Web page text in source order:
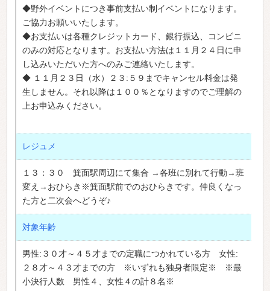
◆野外イベントにつき事前支払い制イベントになります。
ご協力お願いいたします。
◆お支払いは各種クレジットカード、銀行振込、コンビニ
のみの対応となります。お支払い方法は１１月２４日に申
し込みいただいた方へのみご連絡いたします。
◆ １１月２３日（水）２３:５９までキャンセル料金は発
生しません。それ以降は１００％となりますのでご理解の
上お申込みください。
レジュメ
１３：３０ 箕面駅周辺にて集合 →各班に別れて行動→班
変え→おひらき※箕面駅前でのおひらきです。仲良くなっ
た方と二次会へどうぞ♪
対象年齢
男性:３０才～４５才までの定職につかれている方 女性:
２８才～４３才までの方 ※いずれも独身者限定※ ※最
小決行人数 男性４、女性４の計８名※